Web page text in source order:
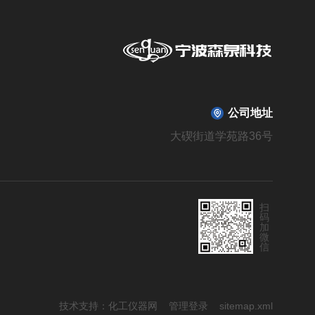
公司地址
大碶街道学苑路36号
扫
码
加
微
信
技术支持： 化工仪器网 管理登录 sitemap.xml